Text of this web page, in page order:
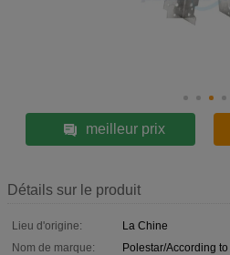
meilleur prix
Détails sur le produit
Lieu d'origine:
La Chine
Nom de marque:
Polestar/According